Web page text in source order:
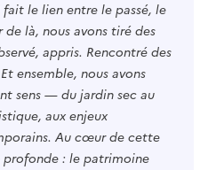
le lien entre le passé, le
là, nous avons tiré des
appris. Rencontré des
ensemble, nous avons
sens — du jardin sec au
aux enjeux
Au cœur de cette
: le patrimoine